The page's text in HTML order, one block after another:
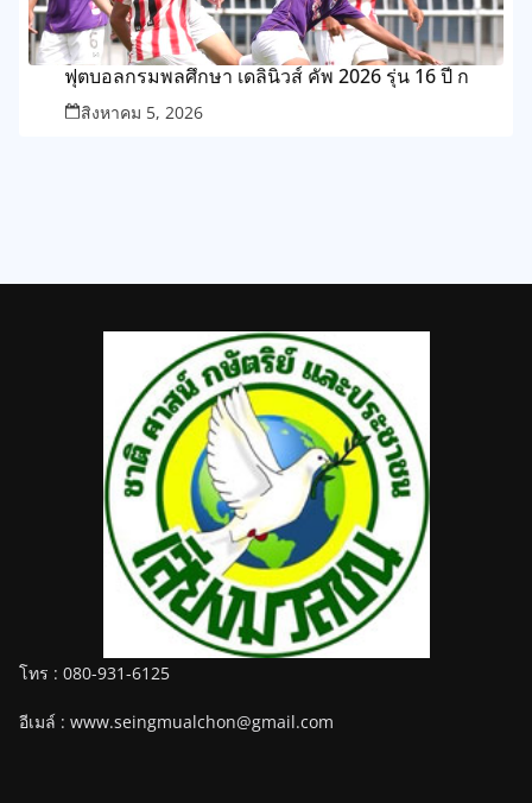
ฟุตบอลกรมพลศึกษา เดลินิวส์ คัพ 2026 รุ่น 16 ปี ก
สิงหาคม 5, 2026
โทร : 080-931-6125
อีเมล์ : www.seingmualchon@gmail.com